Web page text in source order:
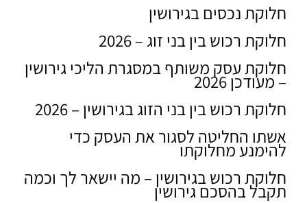
חלוקת נכסים בגירושין
חלוקת רכוש בין בני זוג – 2026
חלוקת עסק משותף במסגרת הליכי גירושין
– מעודכן 2026
חלוקת רכוש בין בני הזוג בגירושין – 2026
אשתו החליטה לסגור את העסק כדי
להימנע מחלוקתו
חלוקת רכוש בגירושין – מה יישאר לך וכמה
תקבל בהסכם גירושין